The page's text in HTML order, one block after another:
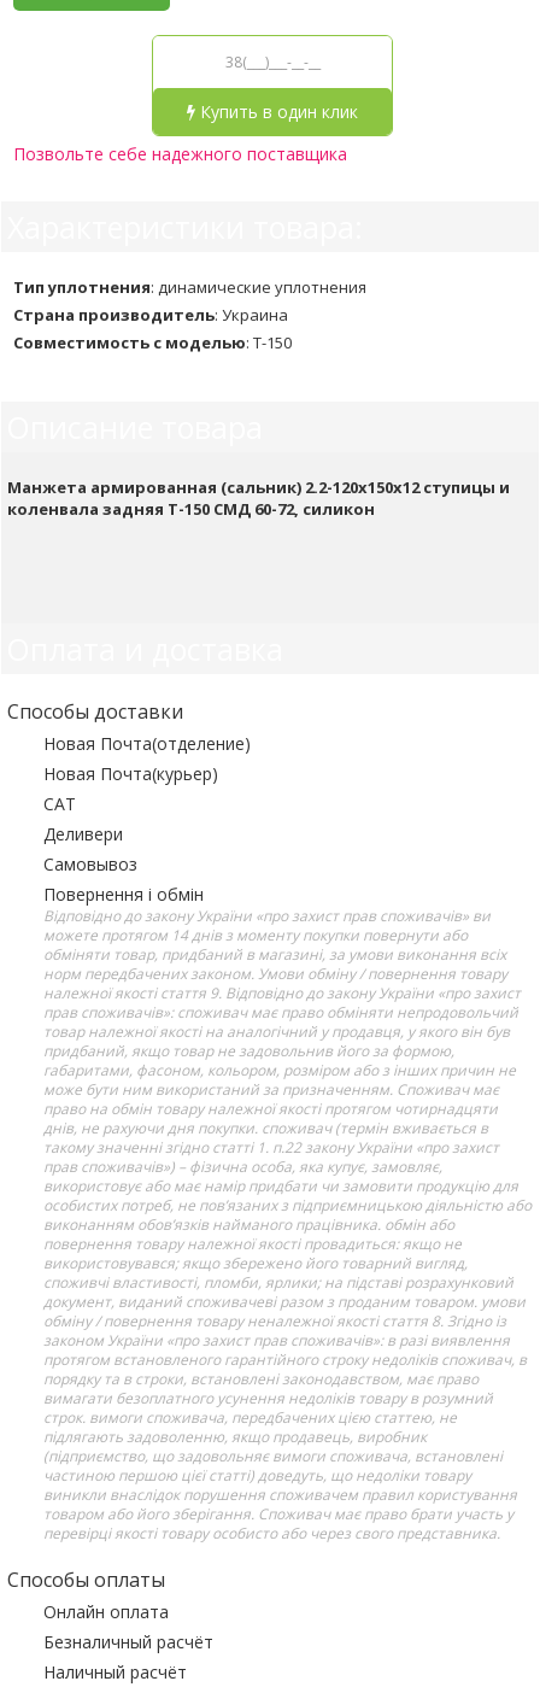
Купить в один клик
Позвольте себе надежного поставщика
Тип уплотнения: динамические уплотнения
Страна производитель: Украина
Совместимость с моделью: Т-150
Манжета армированная (сальник) 2.2-120х150х12 ступицы и
коленвала задняя Т-150 СМД 60-72, силикон
Способы доставки
Новая Почта(отделение)
Новая Почта(курьер)
САТ
Деливери
Самовывоз
Повернення і обмін
Відповідно до закону України «про захист прав споживачів» ви
можете протягом 14 днів з моменту покупки повернути або
обміняти товар, придбаний в магазині, за умови виконання всіх
норм передбачених законом. Умови обміну / повернення товару
належної якості стаття 9. Відповідно до закону України «про захист
прав споживачів»: споживач має право обміняти непродовольчий
товар належної якості на аналогічний у продавця, у якого він був
придбаний, якщо товар не задовольнив його за формою,
габаритами, фасоном, кольором, розміром або з інших причин не
може бути ним використаний за призначенням. Споживач має
право на обмін товару належної якості протягом чотирнадцяти
днів, не рахуючи дня покупки. споживач (термін вживається в
такому значенні згідно статті 1. п.22 закону України «про захист
прав споживачів») – фізична особа, яка купує, замовляє,
використовує або має намір придбати чи замовити продукцію для
особистих потреб, не пов’язаних з підприємницькою діяльністю або
виконанням обов’язків найманого працівника. обмін або
повернення товару належної якості провадиться: якщо не
використовувався; якщо збережено його товарний вигляд,
споживчі властивості, пломби, ярлики; на підставі розрахунковий
документ, виданий споживачеві разом з проданим товаром. умови
обміну / повернення товару неналежної якості стаття 8. Згідно із
законом України «про захист прав споживачів»: в разі виявлення
протягом встановленого гарантійного строку недоліків споживач, в
порядку та в строки, встановлені законодавством, має право
вимагати безоплатного усунення недоліків товару в розумний
строк. вимоги споживача, передбачених цією статтею, не
підлягають задоволенню, якщо продавець, виробник
(підприємство, що задовольняє вимоги споживача, встановлені
частиною першою цієї статті) доведуть, що недоліки товару
виникли внаслідок порушення споживачем правил користування
товаром або його зберігання. Споживач має право брати участь у
перевірці якості товару особисто або через свого представника.
Способы оплаты
Онлайн оплата
Безналичный расчёт
Наличный расчёт